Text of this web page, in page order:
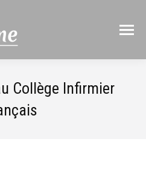
Collège Infirmier